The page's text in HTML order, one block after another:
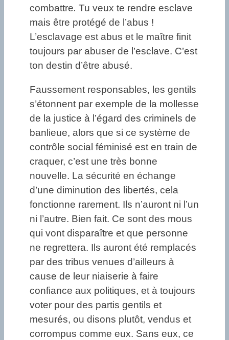
combattre. Tu veux te rendre esclave
mais être protégé de l’abus !
L’esclavage est abus et le maître finit
toujours par abuser de l’esclave. C’est
ton destin d’être abusé.
Faussement responsables, les gentils
s’étonnent par exemple de la mollesse
de la justice à l’égard des criminels de
banlieue, alors que si ce système de
contrôle social féminisé est en train de
craquer, c’est une très bonne
nouvelle. La sécurité en échange
d’une diminution des libertés, cela
fonctionne rarement. Ils n’auront ni l’un
ni l’autre. Bien fait. Ce sont des mous
qui vont disparaître et que personne
ne regrettera. Ils auront été remplacés
par des tribus venues d’ailleurs à
cause de leur niaiserie à faire
confiance aux politiques, et à toujours
voter pour des partis gentils et
mesurés, ou disons plutôt, vendus et
corrompus comme eux. Sans eux, ce